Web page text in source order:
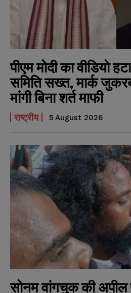
पीएम मोदी का वीडियो
समिति सख्त, मार्क
मांगी बिना शर्त माफी
राष्ट्रीय 5 August 2026
सोनम वांगचुक की अपील